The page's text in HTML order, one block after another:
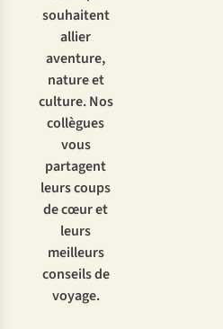
souhaitent
allier
aventure,
nature et
culture. Nos
collègues
vous
partagent
leurs coups
de cœur et
leurs
meilleurs
conseils de
voyage.